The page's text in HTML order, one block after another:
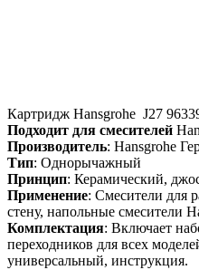
Картридж Hansgrohe J27
Подходит для смесителей
Производитель: Hansgrohe
Тип: Однорычажный
Принцип: Керамический,
Применение: Смесители для
стену, напольные смесители
Комплектация: Включает
переходников для всех
универсальный, инструкция.